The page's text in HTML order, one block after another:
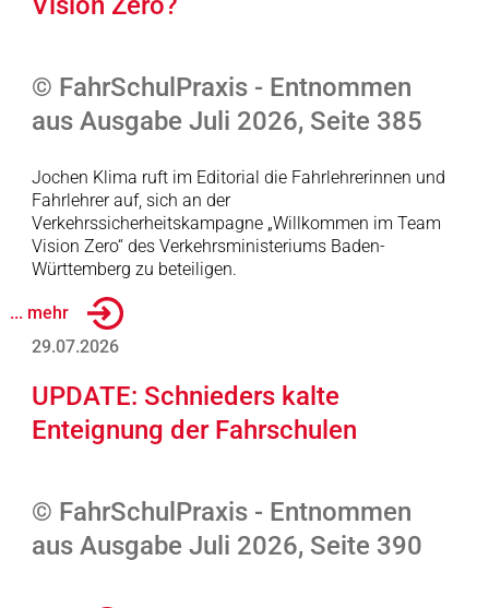
© FahrSchulPraxis - Entnommen
aus Ausgabe Juli 2026, Seite 385
Jochen Klima ruft im Editorial die Fahrlehrerinnen und
Fahrlehrer auf, sich an der
Verkehrssicherheitskampagne „Willkommen im Team
Vision Zero“ des Verkehrsministeriums Baden-
Württemberg zu beteiligen.
... mehr
29.07.2026
UPDATE: Schnieders kalte
Enteignung der Fahrschulen
© FahrSchulPraxis - Entnommen
aus Ausgabe Juli 2026, Seite 390